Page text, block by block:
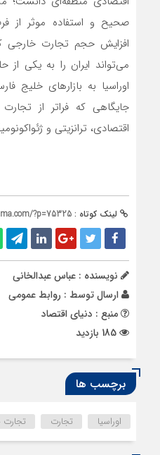
صحیح و استفاده موثر از
افزایش حجم تجارت خارجی
می‌تواند ایران را به یکی از
اوراسیا به بازارهای خلیج
جایگاهی که فراتر از
اقتصادی، ترانزیتی و
لینک کوتاه : ?p=75325
نویسنده : عباس عبدالخانی
ارسال توسط : روابط عمومی
منبع : دنیای اقتصاد
برچسب ها
اوراسیا تجارت